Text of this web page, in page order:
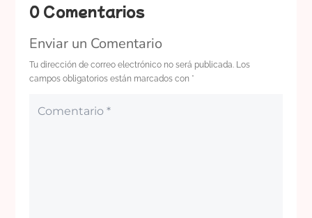
0 Comentarios
Enviar un Comentario
Tu dirección de correo electrónico no será publicada. Los
campos obligatorios están marcados con *